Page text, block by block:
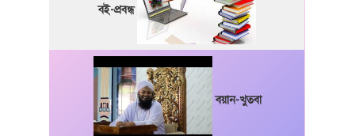
বই-প্রবন্ধ
বয়ান-খুতবা